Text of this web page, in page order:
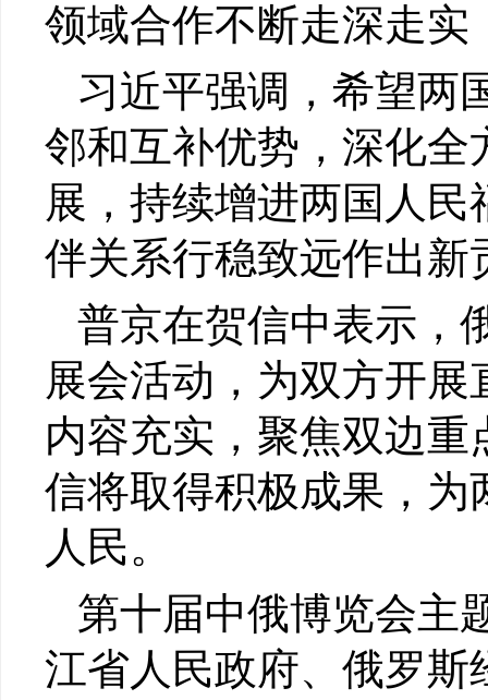
领域合作不断走深走实
习近平强调，希望两
邻和互补优势，深化
展，持续增进两国人
伴关系行稳致远作出新
普京在贺信中表示，
展会活动，为双方开
内容充实，聚焦双边
信将取得积极成果，
人民。
第十届中俄博览会主
江省人民政府、俄罗